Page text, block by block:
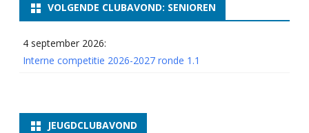
VOLGENDE CLUBAVOND: SENIOREN
4 september 2026:
Interne competitie 2026-2027 ronde 1.1
JEUGDCLUBAVOND